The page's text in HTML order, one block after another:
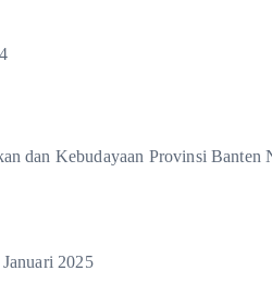
dan Kebudayaan Provinsi Banten
2025